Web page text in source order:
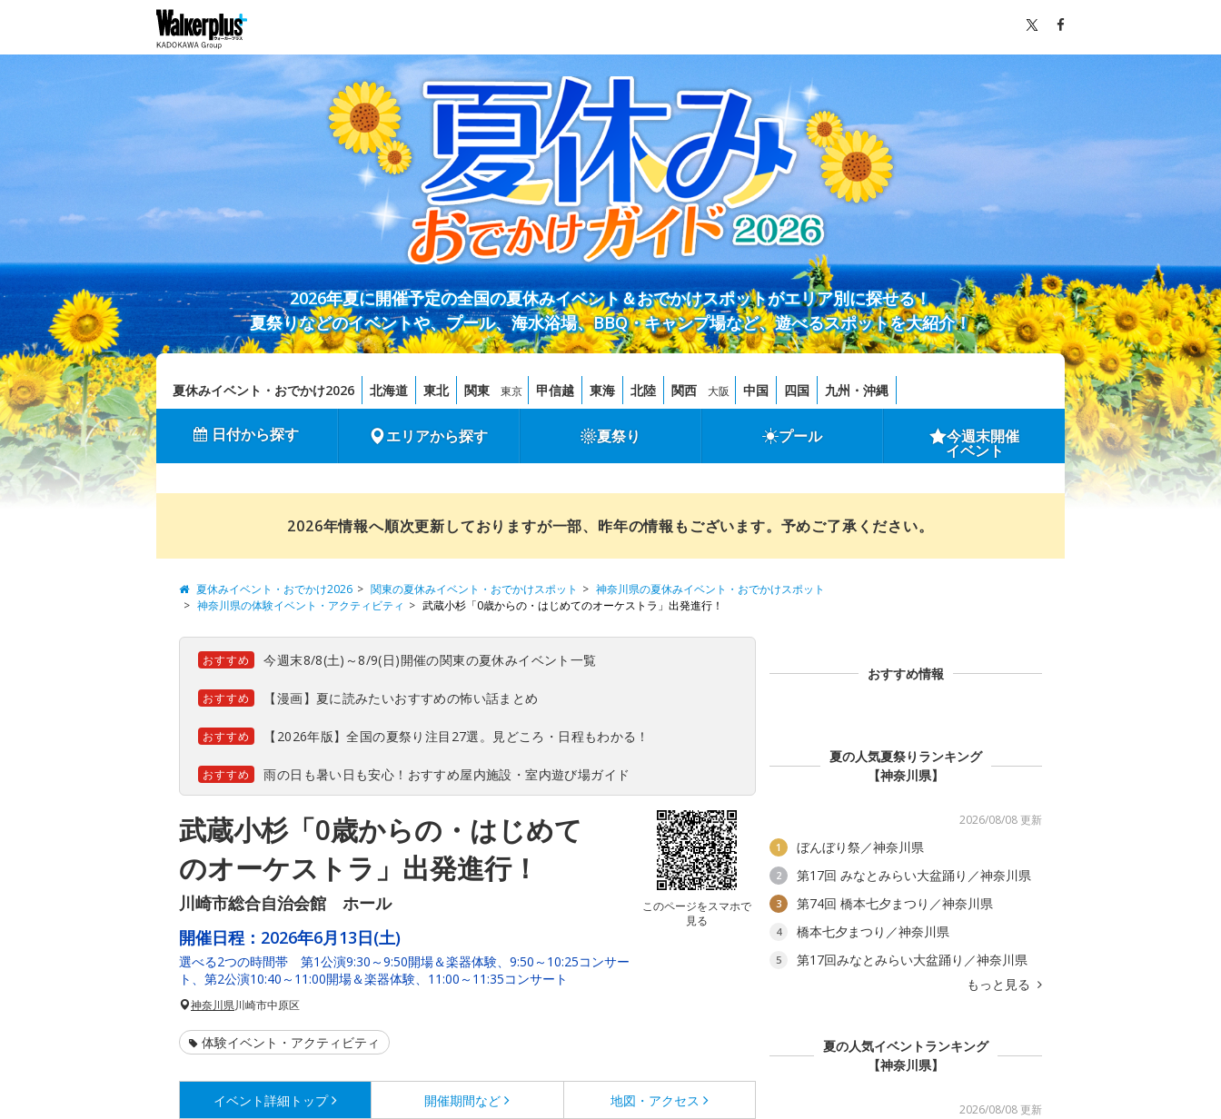
2026年夏に開催予定の全国の夏休みイベント＆おでかけスポットがエリア別に探せる！
夏祭りなどのイベントや、プール、海水浴場、BBQ・キャンプ場など、遊べるスポットを大紹介！
夏休みイベント・おでかけ2026 北海道 東北 関東 東京 甲信越 東海 北陸 関西 大阪 中国 四国 九州・沖縄
日付から探す エリアから探す 夏祭り プール 今週末開催
イベント
2026年情報へ順次更新しておりますが一部、昨年の情報もございます。予めご了承ください。
夏休みイベント・おでかけ2026 関東の夏休みイベント・おでかけスポット
神奈川県の夏休みイベント・おでかけスポット
神奈川県の体験イベント・アクティビティ
武蔵小杉「0歳からの・はじめてのオーケストラ」出発進行！
おすすめ 今週末8/8(土)～8/9(日)開催の関東の夏休みイベント一覧
おすすめ 【漫画】夏に読みたいおすすめの怖い話まとめ
おすすめ 【2026年版】全国の夏祭り注目27選。見どころ・日程もわかる！
おすすめ 雨の日も暑い日も安心！おすすめ屋内施設・室内遊び場ガイド
武蔵小杉「0歳からの・はじめて
のオーケストラ」出発進行！
川崎市総合自治会館 ホール
このページをスマホで
見る
開催日程： 2026年6月13日(土)
選べる2つの時間帯 第1公演9:30～9:50開場＆楽器体験、9:50～10:25コンサー
ト、第2公演10:40～11:00開場＆楽器体験、11:00～11:35コンサート
神奈川県川崎市中原区
体験イベント・アクティビティ
イベント詳細 トップ 開催期間など 地図・アクセス
おすすめ情報
夏の人気夏祭りランキング
【神奈川県】
2026/08/08 更新
1 ぼんぼり祭／神奈川県
2 第17回 みなとみらい大盆踊り／神奈川県
3 第74回 橋本七夕まつり／神奈川県
4 橋本七夕まつり／神奈川県
5
第17回みなとみらい大盆踊り／神奈川県
もっと見る
夏の人気イベントランキング
【神奈川県】
2026/08/08 更新